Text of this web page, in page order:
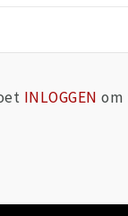
INLOGGEN om